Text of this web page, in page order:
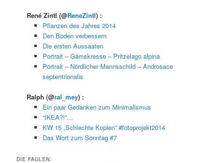
René Zintl(@ReneZintl) :
Pflanzen des Jahres 2014
Den Boden verbessern
Die ersten Aussaaten
Portrait – Gämskresse – Pritzelago alpina
Portrait – Nördlicher Mannsschild – Androsace
septentrionalis
Ralph(@ral_mey) :
Ein paar Gedanken zum Minimalismus
“IKEA?!”…
KW 15 „Schlechte Kopien” #fotoprojekt2014
Das Wort zum Sonntag #7
DIE FAULEN: